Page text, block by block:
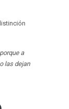
a
las dejan